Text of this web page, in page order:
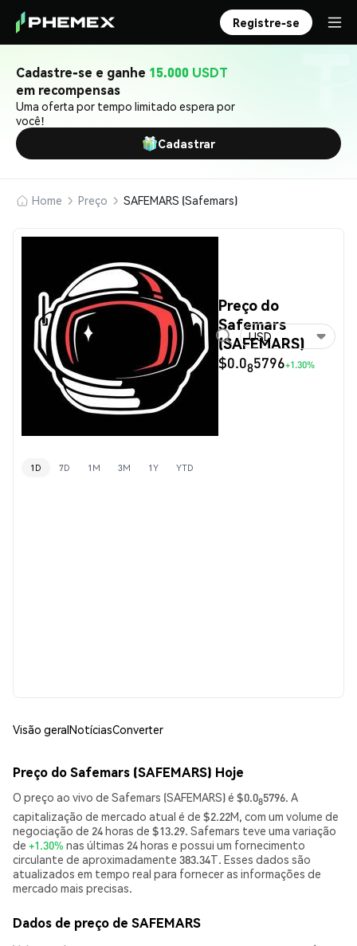
Registre-se
Cadastre-se e ganhe 15.000 USDT
em recompensas
Uma oferta por tempo limitado espera por
você!
Cadastrar
Home Preço SAFEMARS (Safemars)
Preço do
Safemars
(SAFEMARS)
$0.085796+1.30%
USD
1D 7D 1M 3M 1Y YTD
Visão geralNotíciasConverter
Preço do Safemars (SAFEMARS) Hoje
O preço ao vivo de Safemars (SAFEMARS) é $0.085796. A
capitalização de mercado atual é de $2.22M, com um volume de
negociação de 24 horas de $13.29. Safemars teve uma variação
de +1.30% nas últimas 24 horas e possui um fornecimento
circulante de aproximadamente 383.34T. Esses dados são
atualizados em tempo real para fornecer as informações de
mercado mais precisas.
Dados de preço de SAFEMARS